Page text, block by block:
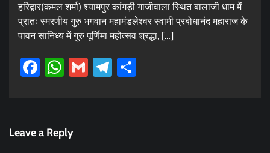
हरिद्वार(कमल शर्मा) श्यामपुर कांगड़ी गाजीवाला स्थित बालाजी धाम में
प्रातः स्मरणीय गुरु भगवान महामंडलेश्वर स्वामी प्रबोधानंद महाराज के
पावन सानिध्य में गुरु पूर्णिमा महोत्सव श्रद्धा, […]
Facebook
WhatsApp
GmailTelegram
Leave a Reply